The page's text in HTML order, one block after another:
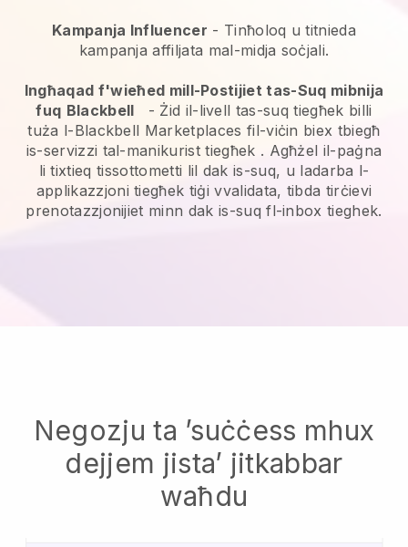
Kampanja Influencer - Tinħoloq u titnieda
kampanja affiljata mal-midja soċjali.
Ingħaqad f'wieħed mill-Postijiet tas-Suq mibnija
fuq Blackbell - Żid il-livell tas-suq tiegħek billi
tuża l-Blackbell Marketplaces fil-viċin biex tbiegħ
is-servizzi tal-manikurist tiegħek . Agħżel il-paġna
li tixtieq tissottometti lil dak is-suq, u ladarba l-
applikazzjoni tiegħek tiġi vvalidata, tibda tirċievi
prenotazzjonijiet minn dak is-suq fl-inbox tieghek.
Negozju ta ’suċċess mhux
dejjem jista’ jitkabbar
waħdu